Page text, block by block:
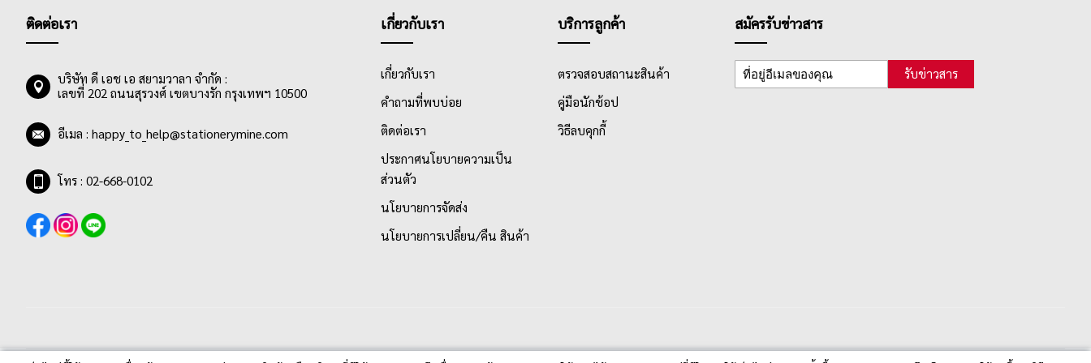
ติดต่อเรา
บริษัท ดี เอช เอ สยามวาลา จำกัด :
เลขที่ 202 ถนนสุรวงศ์ เขตบางรัก กรุงเทพฯ 10500
อีเมล : happy_to_help@stationerymine.com
โทร : 02-668-0102
เกี่ยวกับเรา
เกี่ยวกับเรา
คำถามที่พบบ่อย
ติดต่อเรา
ประกาศนโยบายความเป็น
ส่วนตัว
นโยบายการจัดส่ง
นโยบายการเปลี่ยน/คืน สินค้า
บริการลูกค้า
ตรวจสอบสถานะสินค้า
คู่มือนักช้อป
วิธีลบคุกกี้
สมัครรับข่าวสาร
รับข่าวสาร